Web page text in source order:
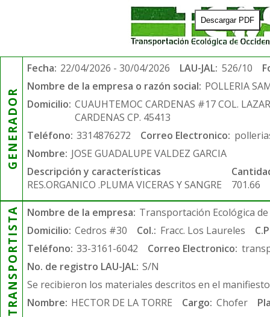
Descargar PDF
GENERADOR
Fecha: 22/04/2026 - 30/04/2026 LAU-JAL: 526/10
Nombre de la empresa o razón social: POLLERIA
Domicilio: CUAUHTEMOC CARDENAS #17 COL.
CARDENAS CP. 45413
Teléfono: 3314876272 Correo Electronico:
Nombre: JOSE GUADALUPE VALDEZ GARCIA
Descripción y características
RES.ORGANICO .PLUMA VICERAS Y SANGRE
701.66
TRANSPORTISTA Nombre de la empresa: Transportación Ecológica de
Domicilio: Cedros #30 Col.: Fracc. Los Laureles
Teléfono: 33-3161-6042 Correo Electronico:
No. de registro LAU-JAL: S/N
Se recibieron los materiales descritos en el
Nombre: HECTOR DE LA TORRE Cargo: Chofer